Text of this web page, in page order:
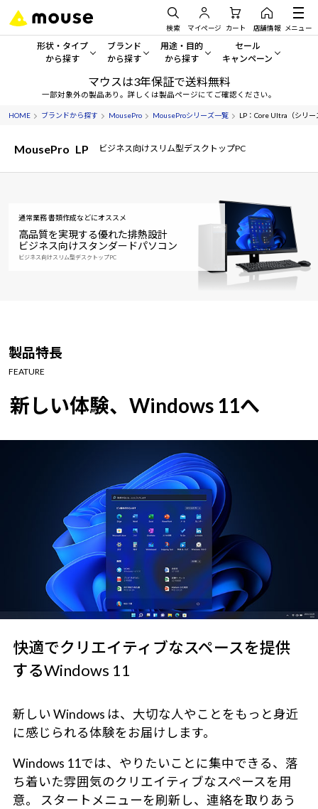
検索 マイページ カート 店舗情報 メニュー
形状・タイプ
から探す
形状・タイプから探す をすべてみる
デスクトップPC
ノートPC
サーバー
ワークステーション
ブランド
から探す
mouse
G TUNE
NEXTGEAR
MousePro
iiyama
用途・目的
から探す
一般向けパソコン
ゲーミングPC・ゲーム向けパソコン
クリエイティブ向け
学習向けパソコン
スペック/パーツ別
セール
キャンペーン
セール・キャンペー
期間限定セール
おすすめ目玉パソコン
今イチオシのパソコンをピ
Windows 11|Copilot+ PC
マウスは3年保証で送料無料
一部対象外の製品あり。詳しくは製品ページにてご確認ください。
HOME ブランドから探す MousePro MouseProシリーズ一覧 LP：Core Ultra（シリ
MousePro LP ビジネス向けスリム型デスクトップPC
通常業務 書類作成などにオススメ
高品質を実現する優れた排熱設計
ビジネス向けスタンダードパソコン
ビジネス向けスリム型デスクトップPC
製品特長
FEATURE
新しい体験、Windows 11へ
快適でクリエイティブなスペースを提供
するWindows 11
新しい Windows は、大切な人やことをもっと身近
に感じられる体験をお届けします。
Windows 11では、やりたいことに集中できる、落
ち着いた雰囲気のクリエイティブなスペースを用
意。 スタートメニューを刷新し、連絡を取りあう